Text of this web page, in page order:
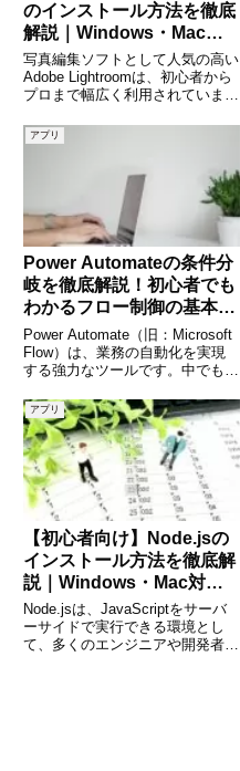
のインストール方法を徹底
解説｜Windows・Mac対
応ガイド
写真編集ソフトとして人気の高い
Adobe Lightroomは、初心者から
プロまで幅広く利用されていま
ようとすると「どこからダウンロ
ードすればいいの？」「途中でつ
まずいたらどうする？」と不安に
感じる方も多いので
アプリ
Power Automateの条件分
岐を徹底解説！初心者でも
わかるフロー制御の基本と
応用
Power Automate（旧：Microsoft
Flow）は、業務の自動化を実現
する強力なツールです。中でも
ローの中で「もし〜なら〜する」
といった論理的な判断を行うため
に不可欠な機能です。この記事で
は、P
アプリ
【初心者向け】Node.jsの
インストール方法を徹底解
説｜Windows・Mac対応
の完全ガイド
Node.jsは、JavaScriptをサーバ
ーサイドで実行できる環境とし
て、多くのエンジニアや開発者に